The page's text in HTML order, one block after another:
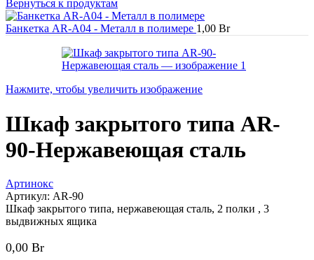
Вернуться к продуктам
Банкетка AR-A04 - Металл в полимере 1,00 Br
Нажмите, чтобы увеличить изображение
Шкаф закрытого типа AR-
90-Нержавеющая сталь
Артинокс
Артикул: AR-90
Шкаф закрытого типа, нержавеющая сталь, 2 полки , 3
выдвижных ящика
0,00 Br